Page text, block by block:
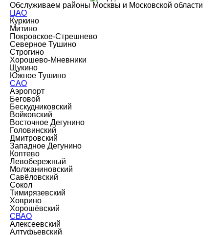
Обслуживаем районы Москвы и Московской области
ЦАО
Куркино
Митино
Покровское-Стрешнево
Северное Тушино
Строгино
Хорошево-Мневники
Щукино
Южное Тушино
САО
Аэропорт
Беговой
Бескудниковский
Войковский
Восточное Дегунино
Головинский
Дмитровский
Западное Дегунино
Коптево
Левобережный
Молжаниновский
Савёловский
Сокол
Тимирязевский
Ховрино
Хорошёвский
СВАО
Алексеевский
Алтуфьевский